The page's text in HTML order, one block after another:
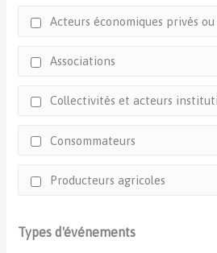
Acteurs économiques privés
Associations
Collectivités et acteurs
Consommateurs
Producteurs agricoles
Types d'événements